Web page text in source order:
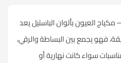
مكياج العيون بألوان الباستيل يعد
فهو يجمع بين البساطة والرقي،
سواء كانت نهارية أو